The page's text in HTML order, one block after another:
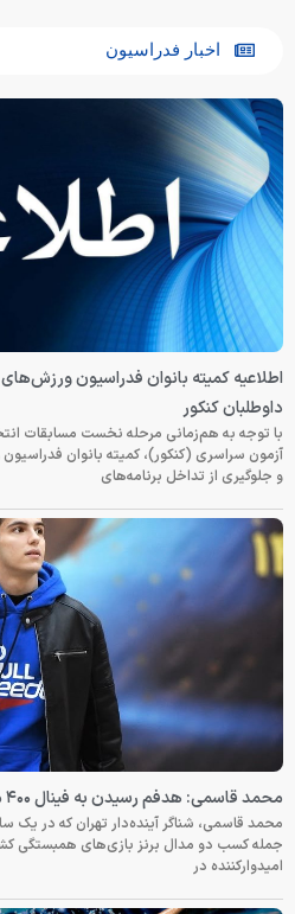
اخبار فدراسیون
اطلاعیه کمیته بانوان فدراسیون ورزش‌های
داوطلبان کنکور
با توجه به هم‌زمانی مرحله نخست مسابقات
آزمون سراسری (کنکور)، کمیته بانوان
و جلوگیری از تداخل برنامه‌های
محمد قاسمی: هدفم رسیدن به فینال ۴۰۰ متر بازی‌های آسیایی ناگویاست
محمد قاسمی، شناگر آینده‌دار تهران که در یک
جمله کسب دو مدال برنز بازی‌های همبستگی
امیدوارکننده در